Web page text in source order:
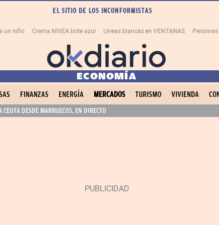
EL SITIO DE LOS INCONFORMISTAS
un niño Crema NIVEA bote azul Líneas blancas en VENTANAS Personas
ECONOMÍA
FINANZAS ENERGÍA MERCADOS TURISMO VIVIENDA
DESDE MARRUECOS, EN DIRECTO